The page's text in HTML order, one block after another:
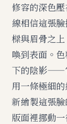
修容的深色
線相信這張
樑與眉骨之
喚到表面。
下的陰影——
用一條極細
新繪製這張
版面裡挪動